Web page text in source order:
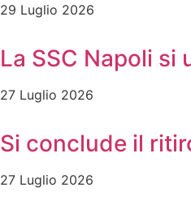
29 Luglio 2026
La SSC Napoli
27 Luglio 2026
Si conclude il
27 Luglio 2026